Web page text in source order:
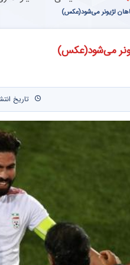
لژیونر می‌شود(عکس)
می‌شود(عکس)
تاریخ انتشار :
موی طبیعی با جدیدترین
رایگان